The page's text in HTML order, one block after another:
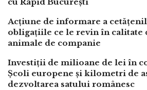
cu Rapid București
Acțiune de informare a
obligațiile ce le revin în calitate
animale de companie
Investiții de milioane de lei în
Școli europene și kilometri de
dezvoltarea satului românesc